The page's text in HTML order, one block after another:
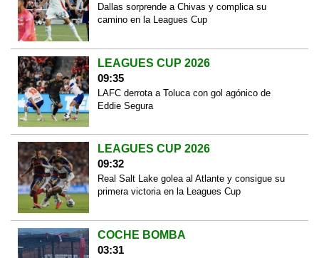
Dallas sorprende a Chivas y complica su
camino en la Leagues Cup
LEAGUES CUP 2026
09:35
LAFC derrota a Toluca con gol agónico de
Eddie Segura
LEAGUES CUP 2026
09:32
Real Salt Lake golea al Atlante y consigue su
primera victoria en la Leagues Cup
COCHE BOMBA
03:31